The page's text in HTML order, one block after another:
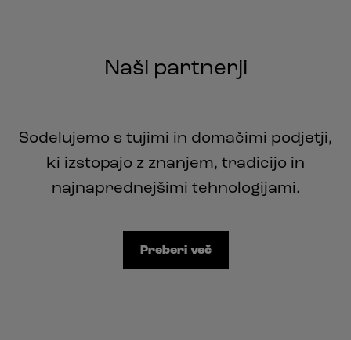
Naši partnerji
Sodelujemo s tujimi in domačimi podjetji,
ki izstopajo z znanjem, tradicijo in
najnaprednejšimi tehnologijami.
Preberi več